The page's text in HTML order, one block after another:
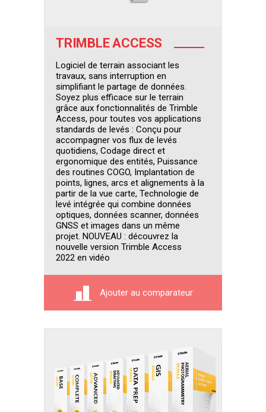
TRIMBLE ACCESS
Logiciel de terrain associant les
travaux, sans interruption en
simplifiant le partage de données.
Soyez plus efficace sur le terrain
grâce aux fonctionnalités de Trimble
Access, pour toutes vos applications
standards de levés : Conçu pour
accompagner vos flux de levés
quotidiens, Codage direct et
ergonomique des entités, Puissance
des routines COGO, Implantation de
points, lignes, arcs et alignements à la
partir de la vue carte, Technologie de
levé intégrée qui combine données
optiques, données scanner, données
GNSS et images dans un même
projet. NOUVEAU : découvrez la
nouvelle version Trimble Access
2022 en vidéo
Ajouter au comparateur